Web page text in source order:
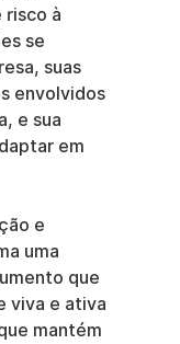
à
se
suas
envolvidos
e sua
em
e
uma
que
viva e ativa
mantém